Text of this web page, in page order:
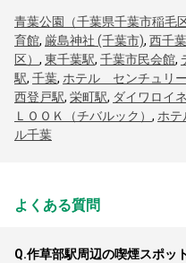
青葉公園（千葉県千葉市稲毛区
育館, 厳島神社 (千葉市), 西千
区） , 東千葉駅, 千葉市民会館,
駅, 千葉, ホテル センチュリ
西登戸駅, 栄町駅, ダイワロイ
ＬＯＯＫ（チバルック） , ホテ
ル千葉
よくある質問
Q.作草部駅周辺の喫煙スポッ